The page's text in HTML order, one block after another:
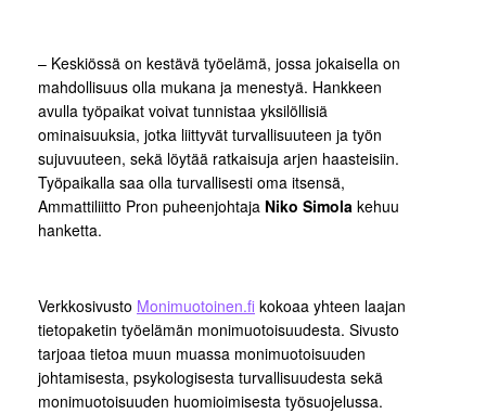
– Keskiössä on kestävä työelämä, jossa jokaisella on
mahdollisuus olla mukana ja menestyä. Hankkeen
avulla työpaikat voivat tunnistaa yksilöllisiä
ominaisuuksia, jotka liittyvät turvallisuuteen ja työn
sujuvuuteen, sekä löytää ratkaisuja arjen haasteisiin.
Työpaikalla saa olla turvallisesti oma itsensä,
Ammattiliitto Pron puheenjohtaja Niko Simola kehuu
hanketta.
Verkkosivusto Monimuotoinen.fi kokoaa yhteen laajan
tietopaketin työelämän monimuotoisuudesta. Sivusto
tarjoaa tietoa muun muassa monimuotoisuuden
johtamisesta, psykologisesta turvallisuudesta sekä
monimuotoisuuden huomioimisesta työsuojelussa.